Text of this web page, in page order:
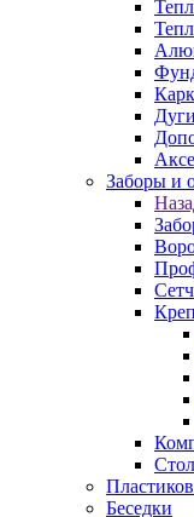
Дуги
Заборы и
Беседки